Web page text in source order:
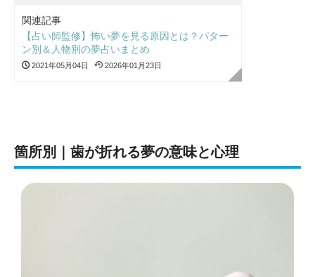
関連記事
【占い師監修】怖い夢を見る原因とは？パター
ン別＆人物別の夢占いまとめ
2021年05月04日 2026年01月23日
箇所別｜歯が折れる夢の意味と心理